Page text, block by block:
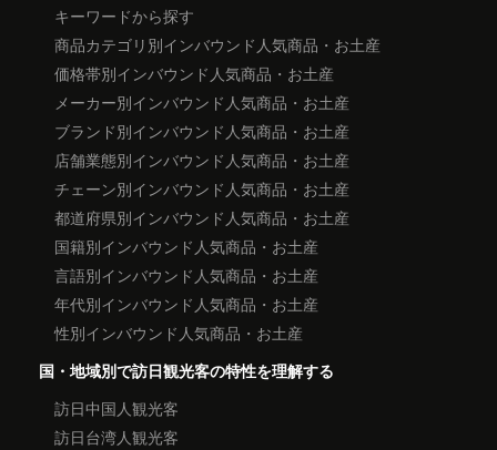
キーワードから探す
商品カテゴリ別インバウンド人気商品・お土産
価格帯別インバウンド人気商品・お土産
メーカー別インバウンド人気商品・お土産
ブランド別インバウンド人気商品・お土産
店舗業態別インバウンド人気商品・お土産
チェーン別インバウンド人気商品・お土産
都道府県別インバウンド人気商品・お土産
国籍別インバウンド人気商品・お土産
言語別インバウンド人気商品・お土産
年代別インバウンド人気商品・お土産
性別インバウンド人気商品・お土産
国・地域別で訪日観光客の特性を理解する
訪日中国人観光客
訪日台湾人観光客